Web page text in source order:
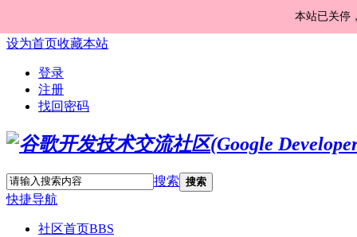
本站已关停
设为首页收藏本站
登录
注册
找回密码
搜索 搜索
快捷导航
社区首页BBS